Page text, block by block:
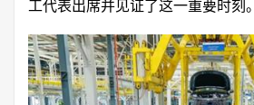
工代表出席并见证了这一重要时刻。